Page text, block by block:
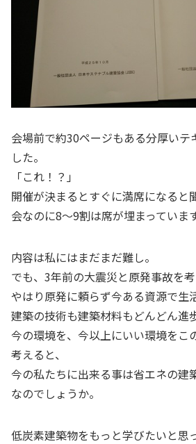
会場前で約30ページもある分厚いテ
した。
「これ！？」
開催が決まるとすぐに満席になると
会なのに8～9割は席が埋まっています
内容は私にはまだまだ難し。
でも、3年前の大震災と原発事故を考
やはり原発に頼らず今ある資源で生
建築の技術も建築材料もどんどん進
今の環境を、今以上にいい環境をこ
考えると、
今の私たちに出来る事は省エネの建
なのでしょうか。
低炭素建築物をもっと学びたいと思